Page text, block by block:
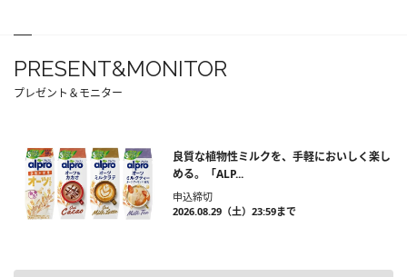
PRESENT&MONITOR
プレゼント＆モニター
良質な植物性ミルクを、手軽においしく楽し
める。「ALP...
申込締切
2026.08.29（土）23:59まで